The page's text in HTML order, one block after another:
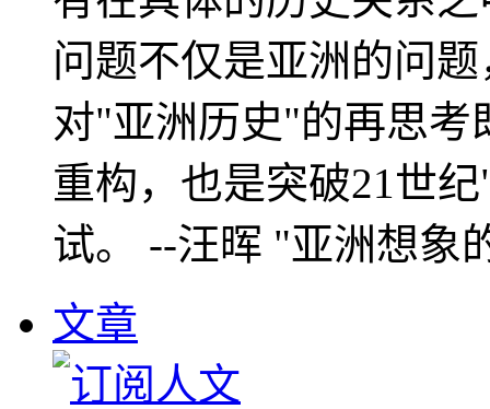
问题不仅是亚洲的问
对"亚洲历史"的再思考
重构，也是突破21世
试。 --汪晖 "亚洲想象
文章